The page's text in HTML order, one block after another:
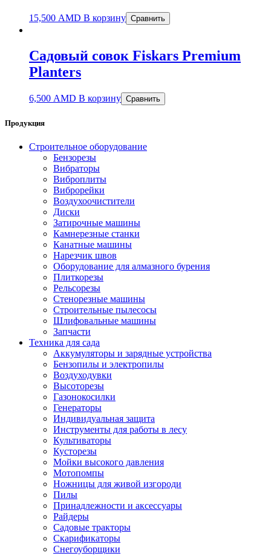
15,500 AMD В корзину Сравнить
Садовый совок Fiskars Premium
Planters
6,500 AMD В корзину Сравнить
Продукция
Строительное оборудование
Бензорезы
Вибраторы
Виброплиты
Виброрейки
Воздухоочистители
Диски
Затирочные машины
Камнерезные станки
Канатные машины
Нарезчик швов
Оборудование для алмазного бурения
Плиткорезы
Рельсорезы
Стенорезные машины
Строительные пылесосы
Шлифовальные машины
Запчасти
Техника для сада
Аккумуляторы и зарядные устройства
Бензопилы и электропилы
Воздуходувки
Высоторезы
Газонокосилки
Генераторы
Индивидуальная защита
Инструменты для работы в лесу
Культиваторы
Кусторезы
Мойки высокого давления
Мотопомпы
Ножницы для живой изгороди
Пилы
Принадлежности и аксессуары
Райдеры
Садовые тракторы
Скарификаторы
Снегоуборщики